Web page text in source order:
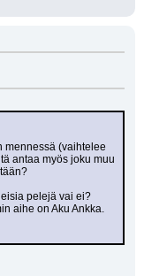
mennessä (vaihtelee
antaa myös joku muu
pelejä vai ei?
aihe on Aku Ankka.